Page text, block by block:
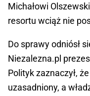
Michałowi
resortu wciąż nie
Do sprawy odniósł
Niezalezna.pl
Polityk zaznaczył,
uzasadniony, a